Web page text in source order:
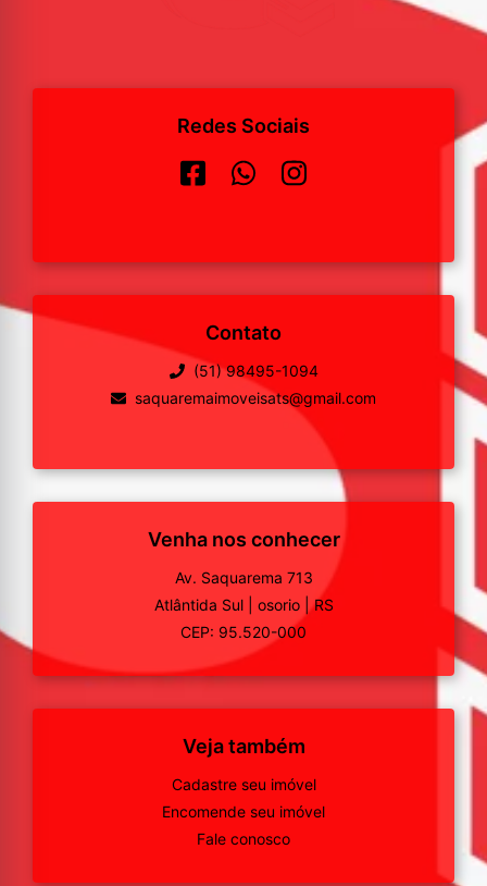
Redes Sociais
Contato
(51) 98495-1094
saquaremaimoveisats@gmail.com
Venha nos conhecer
Av. Saquarema 713
Atlântida Sul
osorio
RS
CEP: 95.520-000
Veja também
Cadastre seu imóvel
Encomende seu imóvel
Fale conosco